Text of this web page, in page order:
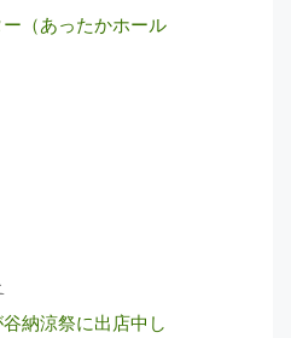
（あったかホール
納涼祭に出店中し